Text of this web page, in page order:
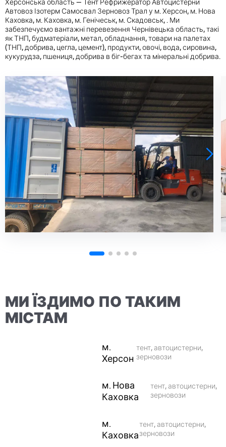
Автовоз Ізотерм Самосвал ЗерновозТрал у м. Херсон, м. Нова
Каховка, м. Каховка, м. Генічеськ, м. Скадовськ, . Ми
забезпечуємо вантажні перевезення Чернівецька область, такі
як ТНП, будматеріали, метал, обладнання, товари на палетах
(ТНП, добрива, цегла, цемент), продукти, овочі, вода, сировина,
кукурудза, пшениця, добрива в біг-бегах та мінеральні добрива.
МИ ЇЗДИМО ПО ТАКИМ
МІСТАМ
м.
Херсон
тент, автоцистерни,
зерновози
м. Нова
Каховка
тент, автоцистерни,
зерновози
м.
Каховка
тент, автоцистерни,
зерновози